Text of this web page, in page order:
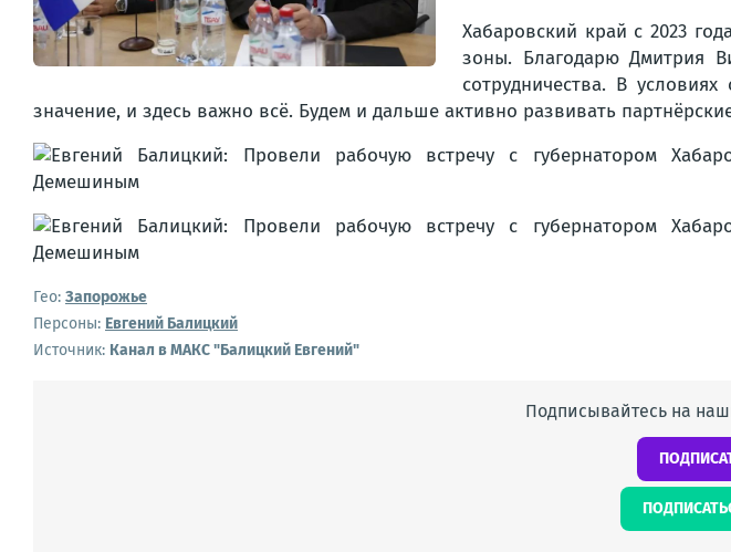
Хабаровский край с 2023
зоны. Благодарю Дмитрия
сотрудничества. В
значение, и здесь важно всё. Будем и дальше активно развивать
Гео: Запорожье
Персоны: Евгений Балицкий
Источник: Канал в МАКС "Балицкий Евгений"
Подписывайтесь на